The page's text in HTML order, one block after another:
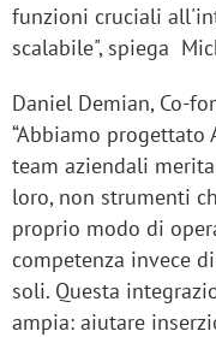
funzioni cruciali
scalabile", spiega
Daniel Demian, Co-
“Abbiamo progettato
team aziendali
loro, non strumenti
proprio modo di
competenza invece
soli. Questa
ampia: aiutare